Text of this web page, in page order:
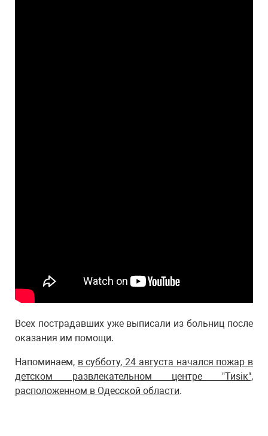
Всех пострадавших уже выписали из больниц после
оказания им помощи.
Напоминаем, в субботу, 24 августа начался пожар в
детском развлекательном центре "Тиѕік",
расположенном в Одесской области.